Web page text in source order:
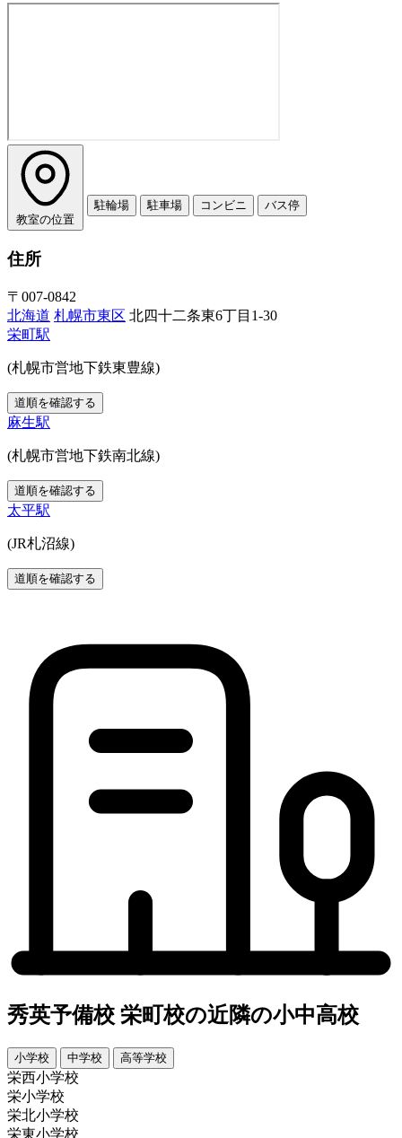
教室の位置
駐輪場 駐車場 コンビニ バス停
住所
〒007-0842
北海道 札幌市東区 北四十二条東6丁目1-30
栄町駅
(札幌市営地下鉄東豊線)
道順を確認する
麻生駅
(札幌市営地下鉄南北線)
道順を確認する
太平駅
(JR札沼線)
道順を確認する
秀英予備校 栄町校の近隣の小中高校
小学校 中学校 高等学校
栄西小学校
栄小学校
栄北小学校
栄東小学校